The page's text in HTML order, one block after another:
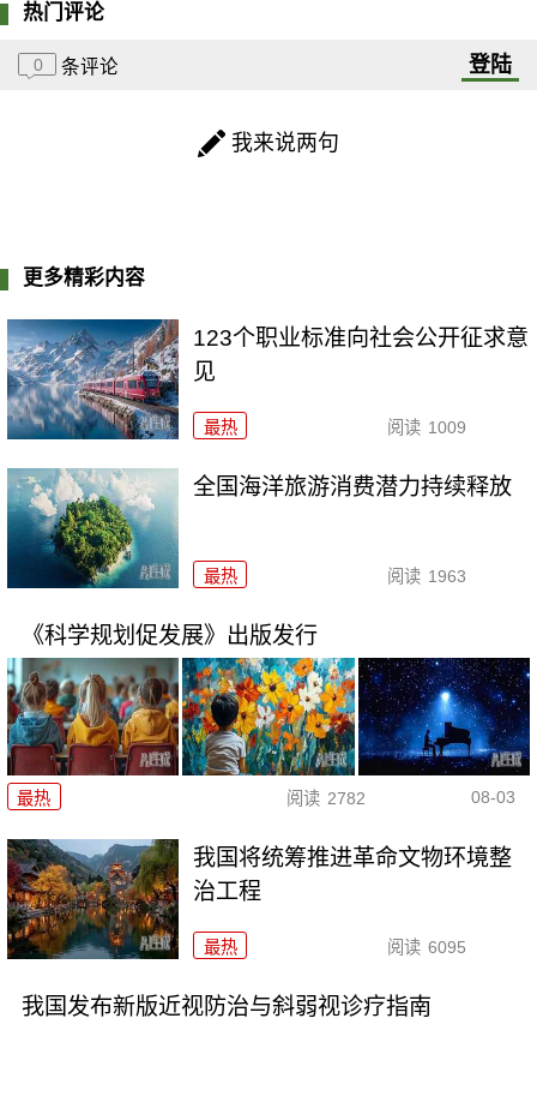
热门评论
0 条评论 登陆
我来说两句
更多精彩内容
123个职业标准向社会公开征求意
见
最热 阅读 1009
全国海洋旅游消费潜力持续释放
最热 阅读 1963
《科学规划促发展》出版发行
最热 阅读 2782 08-03
我国将统筹推进革命文物环境整
治工程
最热 阅读 6095
我国发布新版近视防治与斜弱视诊疗指南